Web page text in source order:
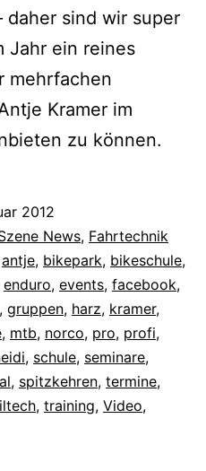
daher sind wir super
Jahr ein reines
mehrfachen
Kramer im
zu können.
2012
News, Fahrtechnik
antje, bikepark, bikeschule,
enduro, events, facebook,
, gruppen, harz, kramer,
, mtb, norco, pro, profi,
, schule, seminare,
, spitzkehren, termine,
, training, Video,